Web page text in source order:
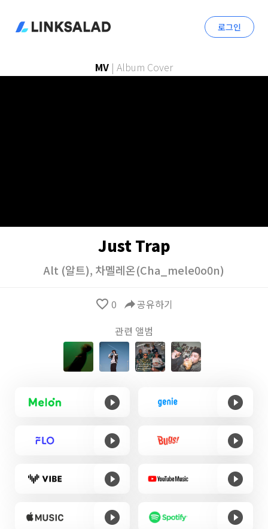
로그인
MV | Album Cover
Just Trap
Alt (알트), 차멜레온(Cha_mele0o0n)
favorite_border 0 reply공유하기
관련 앨범